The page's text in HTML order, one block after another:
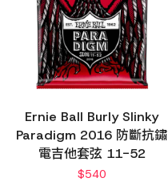
Ernie Ball Burly Slinky
Paradigm 2016 防斷抗鏽
電吉他套弦 11-52
$540